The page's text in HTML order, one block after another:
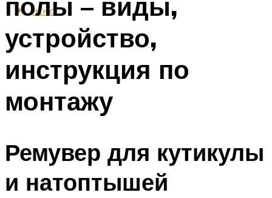
МЕНЮ
устройство,
инструкция по
монтажу
Ремувер для кутикулы
и натоптышей